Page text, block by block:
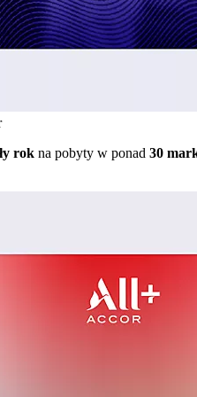
rok na pobyty w ponad 30